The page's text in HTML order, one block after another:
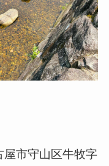
市守山区牛牧字